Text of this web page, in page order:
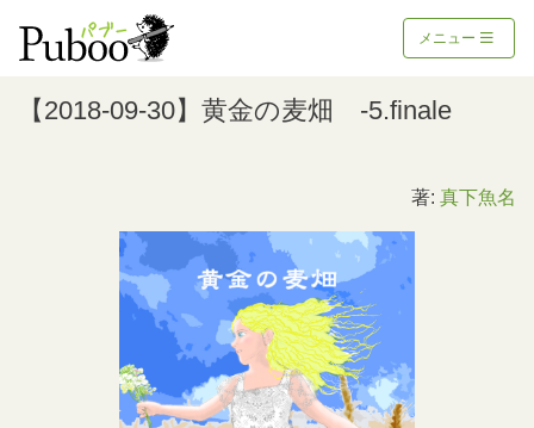
メニュー
【2018-09-30】黄金の麦畑 -5.finale
著: 真下魚名